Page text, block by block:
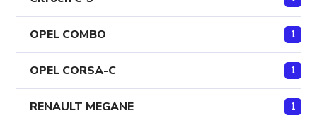
OPEL COMBO 1
OPEL CORSA-C 1
RENAULT MEGANE 1